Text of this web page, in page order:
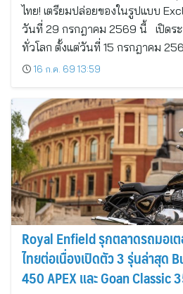
ไทย! เตรียมปล่อยของในรูปแบบ
วันที่ 29 กรกฎาคม 2569 นี้ เปิดร
ทั่วโลก ตั้งแต่วันที่ 15 กรกฎาคม
16 ก.ค. 69 13:59
Royal Enfield รุกตลาดรถมอเ
ไทยต่อเนื่องเปิดตัว 3 รุ่นล่าสุด
450 APEX และ Goan Classic